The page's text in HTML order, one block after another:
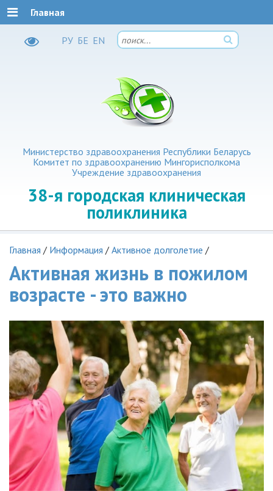
РУ БЕ EN
Министерство здравоохранения Республики Беларусь
Комитет по здравоохранению Мингорисполкома
Учреждение здравоохранения
38-я городская клиническая
поликлиника
Главная
Главная / Информация / Активное долголетие /
Активная жизнь в пожилом
возрасте - это важно